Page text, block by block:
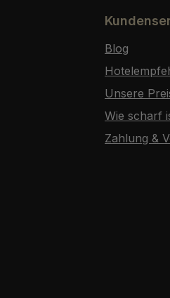
Blog
Unsere
Wie scharf
Zahlung &